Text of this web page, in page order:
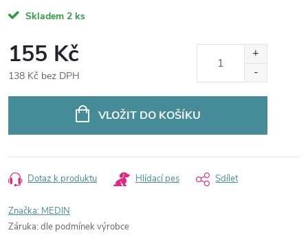
Skladem 2 ks
155 Kč
138 Kč bez DPH
VLOŽIT DO KOŠÍKU
Dotaz k produktu Hlídací pes Sdílet
Značka: MEDIN
Záruka: dle podmínek výrobce